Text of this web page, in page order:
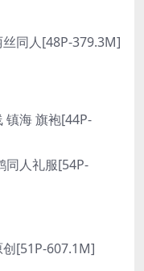
同人[48P-379.3M]
镇海 旗袍[44P-
同人礼服[54P-
[51P-607.1M]